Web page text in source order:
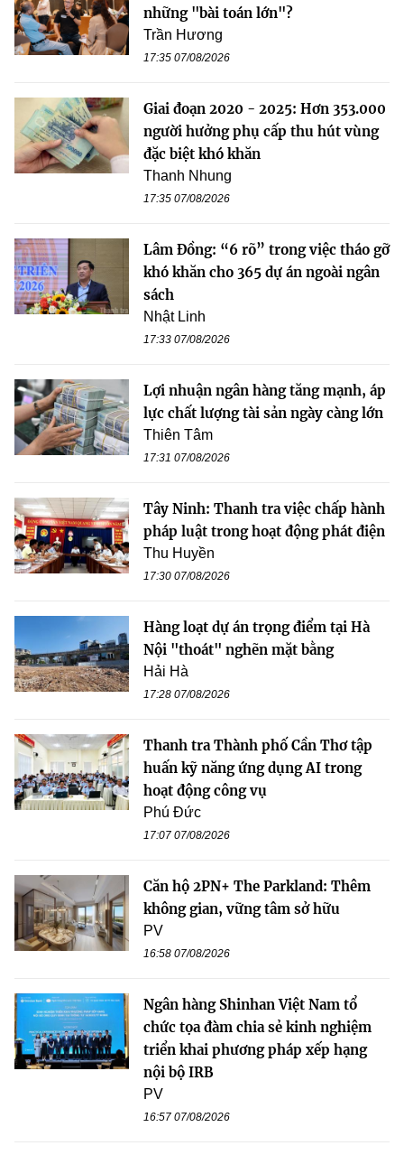
những "bài toán lớn"?
Trần Hương
17:35 07/08/2026
Giai đoạn 2020 - 2025: Hơn 353.000
người hưởng phụ cấp thu hút vùng
đặc biệt khó khăn
Thanh Nhung
17:35 07/08/2026
Lâm Đồng: “6 rõ” trong việc tháo gỡ
khó khăn cho 365 dự án ngoài ngân
sách
Nhật Linh
17:33 07/08/2026
Lợi nhuận ngân hàng tăng mạnh, áp
lực chất lượng tài sản ngày càng lớn
Thiên Tâm
17:31 07/08/2026
Tây Ninh: Thanh tra việc chấp hành
pháp luật trong hoạt động phát điện
Thu Huyền
17:30 07/08/2026
Hàng loạt dự án trọng điểm tại Hà
Nội "thoát" nghẽn mặt bằng
Hải Hà
17:28 07/08/2026
Thanh tra Thành phố Cần Thơ tập
huấn kỹ năng ứng dụng AI trong
hoạt động công vụ
Phú Đức
17:07 07/08/2026
Căn hộ 2PN+ The Parkland: Thêm
không gian, vững tâm sở hữu
PV
16:58 07/08/2026
Ngân hàng Shinhan Việt Nam tổ
chức tọa đàm chia sẻ kinh nghiệm
triển khai phương pháp xếp hạng
nội bộ IRB
PV
16:57 07/08/2026